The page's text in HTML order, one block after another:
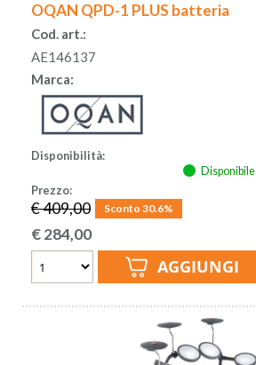
OQAN QPD-1 PLUS batteria
Cod. art.:
AE146137
Marca:
Disponibilità:
Disponibile
Prezzo:
€ 409,00 Sconto 30.6%
€284,00